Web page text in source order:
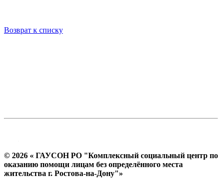
Возврат к списку
© 2026 « ГАУСОН РО "Комплексный социальный центр по
оказанию помощи лицам без определённого места
жительства г. Ростова-на-Дону"»